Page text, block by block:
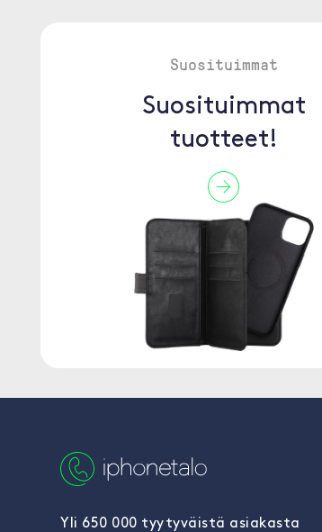
Suosituimmat
Suosituimmat
tuotteet!
Yli 650 000 tyytyväistä asiakasta